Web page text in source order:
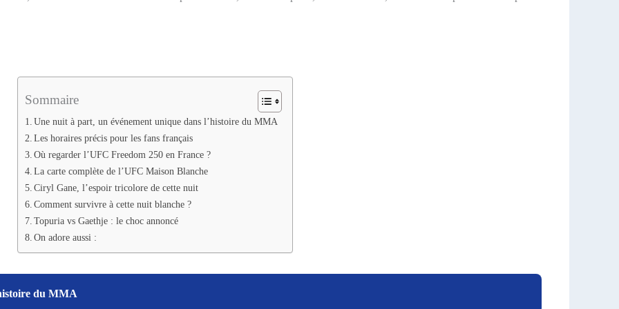
Sommaire
Une nuit à part, un événement unique dans l’histoire du MMA
Les horaires précis pour les fans français
Où regarder l’UFC Freedom 250 en France ?
La carte complète de l’UFC Maison Blanche
Ciryl Gane, l’espoir tricolore de cette nuit
Comment survivre à cette nuit blanche ?
Topuria vs Gaethje : le choc annoncé
On adore aussi :
du MMA